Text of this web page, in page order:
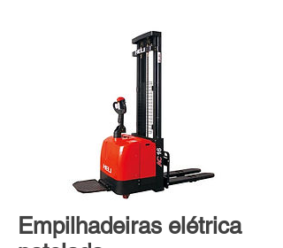
Empilhadeiras elétrica